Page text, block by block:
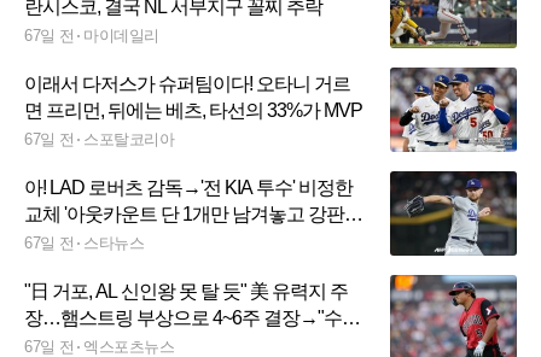
란시스코, 결국 NL 서부지구 꼴찌 추락
67일 전 마이데일리
이래서 다저스가 슈퍼팀이다! 오타니 거르
면 프리먼, 뒤에는 베츠, 타선의 33%가 MVP
67일 전 스포탈코리아
아! LAD 로버츠 감독→'전 KIA 투수' 비정한
교체 '아웃카운트 단 1개만 남겨놓고 강판이
라니...'
67일 전 스타뉴스
"日 거포, AL 신인왕 못 탈 듯" 美 유력지 주
장…햄스트링 부상으로 4~6주 결장→"수상
가능성 급격히 하락"
67일 전 엑스포츠뉴스